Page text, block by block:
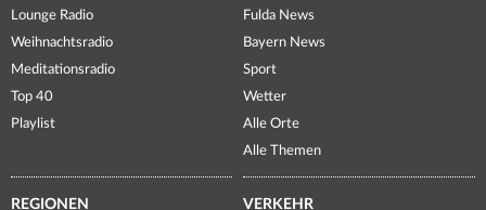
Lounge Radio
Weihnachtsradio
Meditationsradio
Top 40
Playlist
Fulda News
Bayern News
Sport
Wetter
Alle Orte
Alle Themen
REGIONEN VERKEHR